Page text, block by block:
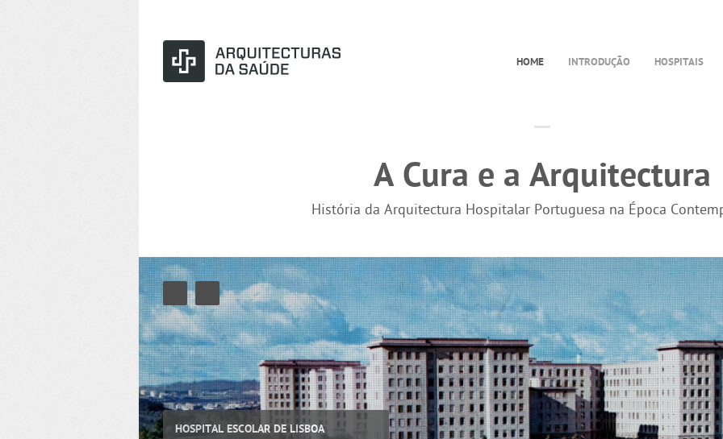
HOME INTRODUÇÃO HOSPITAIS
A Cura e a Arquitectura
História da Arquitectura Hospitalar Portuguesa na Época
HOSPITAL ESCOLAR DE LISBOA